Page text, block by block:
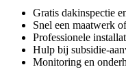
Gratis dakinspectie
Snel een maatwerk
Professionele
Hulp bij subsidie-
Monitoring en